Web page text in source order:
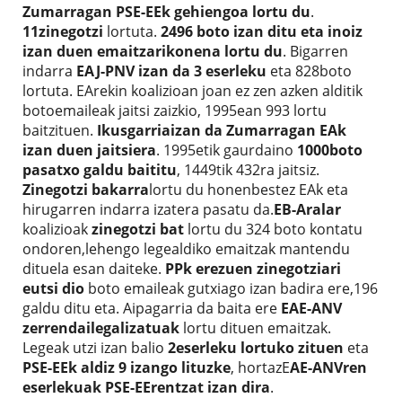
Zumarragan PSE-EEk gehiengoa lortu du.
11zinegotzi lortuta. 2496 boto izan ditu eta inoiz
izan duen emaitzarikonena lortu du. Bigarren
indarra EAJ-PNV izan da 3 eserleku eta 828boto
lortuta. EArekin koalizioan joan ez zen azken alditik
botoemaileak jaitsi zaizkio, 1995ean 993 lortu
baitzituen. Ikusgarriaizan da Zumarragan EAk
izan duen jaitsiera. 1995etik gaurdaino 1000boto
pasatxo galdu baititu, 1449tik 432ra jaitsiz.
Zinegotzi bakarralortu du honenbestez EAk eta
hirugarren indarra izatera pasatu da.EB-Aralar
koalizioakzinegotzi batlortu du 324 boto kontatu
ondoren,lehengo legealdiko emaitzak mantendu
dituela esan daiteke. PPk erezuen zinegotziari
eutsi dioboto emaileak gutxiago izan badira ere,196
galdu ditu eta. Aipagarria da baita ere EAE-ANV
zerrendailegalizatuaklortu dituen emaitzak.
Legeak utzi izan balio 2eserleku lortuko zituen eta
PSE-EEk aldiz 9 izango lituzke, hortazEAE-ANVren
eserlekuak PSE-EErentzat izan dira.